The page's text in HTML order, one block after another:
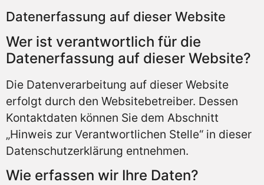
Datenerfassung auf dieser Website
Wer ist verantwortlich für die
Datenerfassung auf dieser Website?
Die Datenverarbeitung auf dieser Website
erfolgt durch den Websitebetreiber. Dessen
Kontaktdaten können Sie dem Abschnitt
„Hinweis zur Verantwortlichen Stelle“ in dieser
Datenschutzerklärung entnehmen.
Wie erfassen wir Ihre Daten?